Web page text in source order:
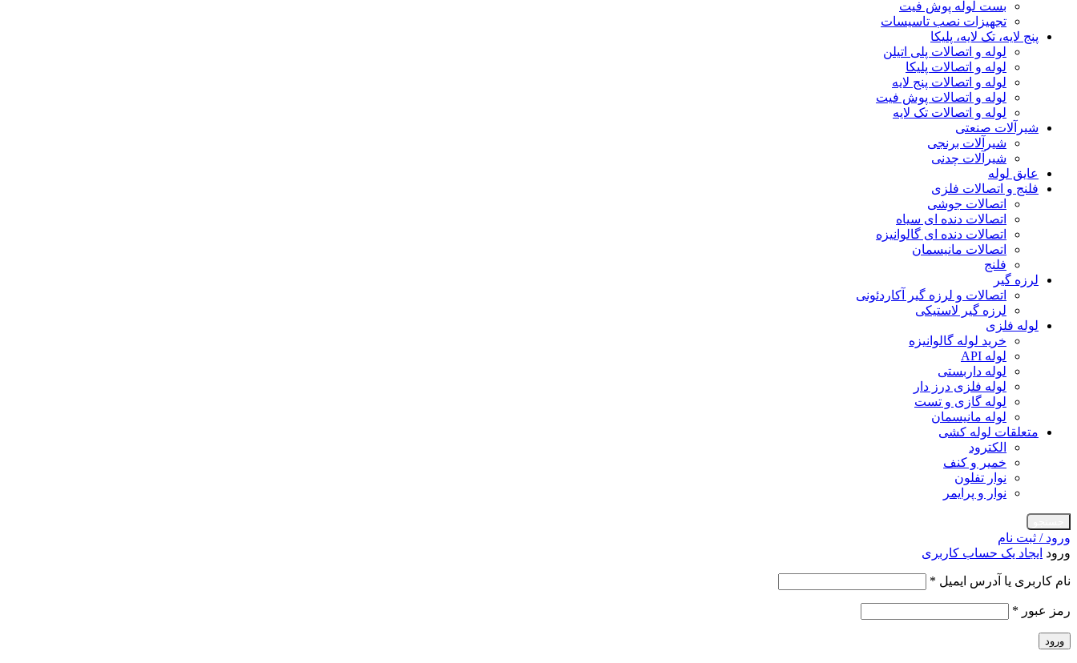
بست لوله پوش فیت
تجهیزات نصب تاسیسات
پنج لایه، تک لایه، پلیکا
لوله و اتصالات پلی اتیلن
لوله و اتصالات پلیکا
لوله و اتصالات پنج لایه
لوله و اتصالات پوش فیت
لوله و اتصالات تک لایه
شیرآلات صنعتی
شیرآلات برنجی
شیرآلات چدنی
عایق لوله
فلنج و اتصالات فلزی
اتصالات جوشی
اتصالات دنده ای سیاه
اتصالات دنده ای گالوانیزه
اتصالات مانیسمان
فلنج
لرزه گیر
اتصالات و لرزه گیر آکاردئونی
لرزه گیر لاستیکی
لوله فلزی
خرید لوله گالوانیزه
لوله API
لوله داربستی
لوله فلزی درز دار
لوله گازی و تست
لوله مانیسمان
متعلقات لوله کشی
الکترود
خمیر و کنف
نوار تفلون
نوار و پرایمر
ورود / ثبت نام
ورود ایجاد یک حساب کاربری
نام کاربری یا آدرس ایمیل *
رمز عبور *
ورود